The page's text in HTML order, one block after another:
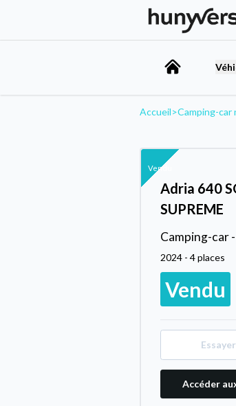
Accueil>Camping-car
Vendu
Adria 640
SUPREME
Camping-car
2024 - 4 places
Vendu
Accéder